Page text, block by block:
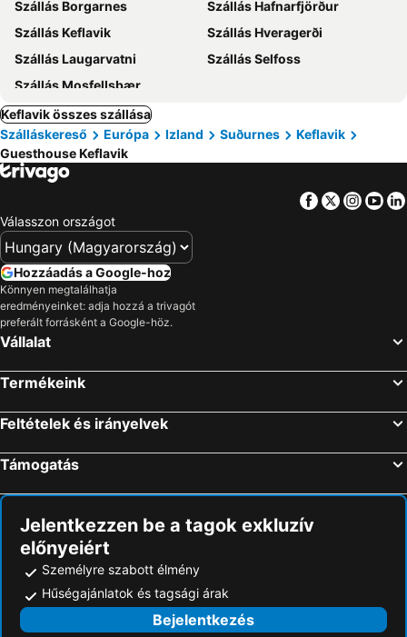
Szállás Borgarnes
Szállás Hafnarfjörður
Szállás Keflavik
Szállás Hveragerði
Szállás Laugarvatni
Szállás Selfoss
Szállás Mosfellsbær
Keflavik összes szállása
Szálláskereső
Európa Izland Suðurnes
Keflavik
Guesthouse Keflavik
Facebook
Twitter
Válasszon országot
Hozzáadás a Google-hoz
Könnyen megtalálhatja
eredményeinket: adja hozzá a trivagót
preferált forrásként a Google-höz.
Vállalat
Termékeink
Feltételek és irányelvek
Támogatás
Jelentkezzen be a tagok exkluzív
előnyeiért
Személyre szabott élmény
Hűségajánlatok és tagsági árak
Bejelentkezés